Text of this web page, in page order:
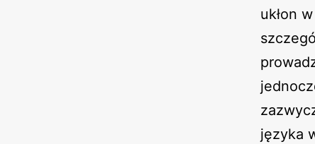
ukłon
języka